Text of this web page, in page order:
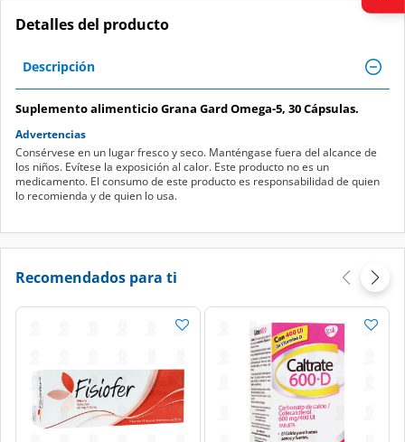
Detalles del producto
Descripción
Suplemento alimenticio Grana Gard Omega-5, 30 Cápsulas.
Advertencias
Consérvese en un lugar fresco y seco. Manténgase fuera del alcance de
los niños. Evítese la exposición al calor. Este producto no es un
medicamento. El consumo de este producto es responsabilidad de quien
lo recomienda y de quien lo usa.
Recomendados para ti